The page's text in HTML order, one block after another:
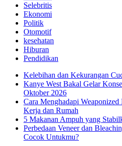
Selebritis
Ekonomi
Politik
Otomotif
kesehatan
Hiburan
Pendidikan
Kelebihan dan Kekurangan
Kanye West Bakal Gelar
Oktober 2026
Cara Menghadapi
Kerja dan Rumah
5 Makanan Ampuh yang
Perbedaan Veneer dan
Cocok Untukmu?